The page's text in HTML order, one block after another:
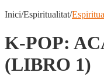
Inici/Espiritualitat/
K-POP:
(LIBRO 1)